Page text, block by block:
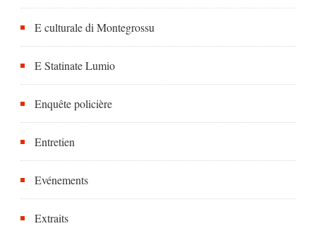
E culturale di Montegrossu
E Statinate Lumio
Enquête policière
Entretien
Evénements
Extraits